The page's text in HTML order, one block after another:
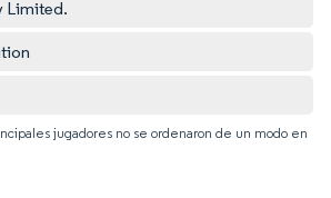
Limited.
jugadores no se ordenaron de un modo en